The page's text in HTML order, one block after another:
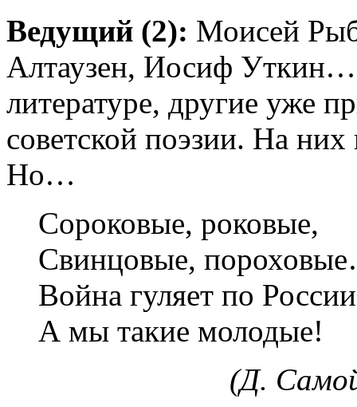
Ведущий (2): Моисей
Алтаузен, Иосиф
литературе, другие уже
советской поэзии. На
Но…
Сороковые, роковые,
Свинцовые,
Война гуляет по
А мы такие молодые!
(Д.